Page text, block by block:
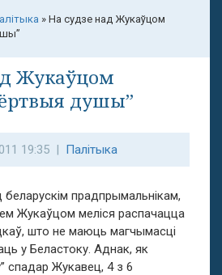
» На судзе над Жукаўцом
Жукаўцом
душы”
19:35 | Палітыка
прадпрымальнікам,
Жукаўцом меліся распачацца
што не маюць магчымасці
у Беластоку. Аднак, як
спадар Жукавец, 4 з 6